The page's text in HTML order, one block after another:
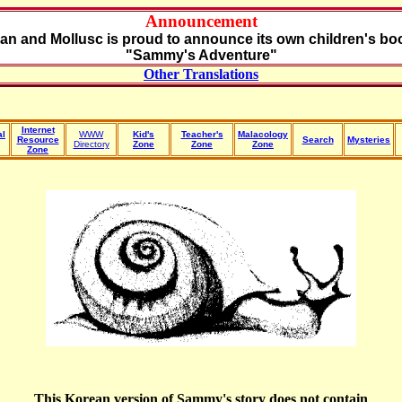
Announcement
and Mollusc is proud to announce its own children's
"Sammy's Adventure"
Other Translations
Internet
Resource
Zone
WWW
Directory
Kid's
Zone
Teacher's
Zone
Malacology
Zone
Search Mysteries
This Korean version of Sammy's story does not contain